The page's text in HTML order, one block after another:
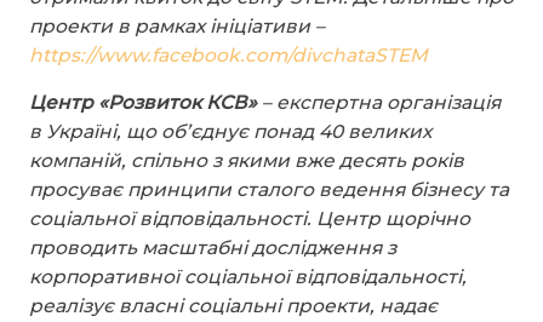
проекти в рамках ініціативи –
https://www.facebook.com/divchataSTEM
Центр «Розвиток КСВ»– експертна організація
в Україні, що об’єднує понад 40 великих
компаній, спільно з якими вже десять років
просуває принципи сталого ведення бізнесу та
соціальної відповідальності. Центр щорічно
проводить масштабні дослідження з
корпоративної соціальної відповідальності,
реалізує власні соціальні проекти, надає